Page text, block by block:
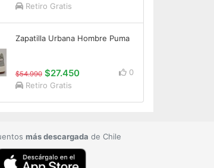
Retiro Gratis
Zapatilla Urbana Hombre Puma
$54.990 $27.450
0
Retiro Gratis
más descargada de Chile